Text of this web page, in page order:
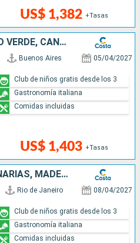
US$ 1,382 +Tasas
ARGENTINA, BRASIL, CABO VERDE, CANARIAS, MADEIRA, ESPAÑA
Buenos Aires 05/04/2027
US$ 1,403 +Tasas
Club de niños gratis desde los 3
Gastronomía italiana
Comidas incluidas
BRASIL, CABO VERDE, CANARIAS, MADEIRA, ESPAÑA, FRANCIA, ITALIA
Rio de Janeiro 08/04/2027
Club de niños gratis desde los 3
Gastronomía italiana
Comidas incluidas